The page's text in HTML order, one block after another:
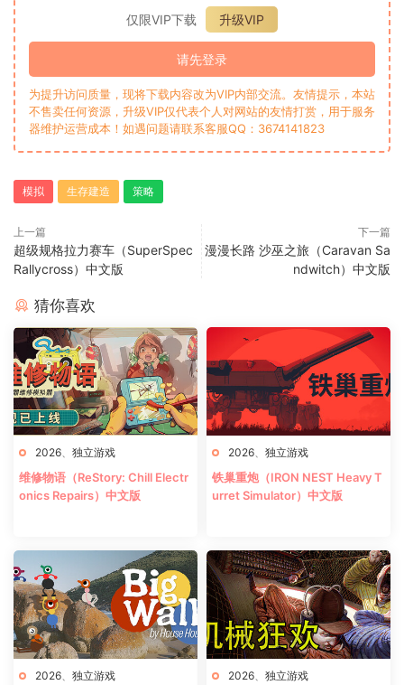
仅限VIP下载
升级VIP
请先登录
为提升访问质量，现将下载内容改为VIP内部交流。友情提示，本站
不售卖任何资源，升级VIP仅代表个人对网站的友情打赏，用于服务
器维护运营成本！如遇问题请联系客服QQ：3674141823
模拟 生存建造 策略
上一篇
超级规格拉力赛车（SuperSpec
Rallycross）中文版
下一篇
漫漫长路 沙巫之旅（Caravan Sa
ndwitch）中文版
猜你喜欢
2026 独立游戏
维修物语（ReStory: Chill Electr
onics Repairs）中文版
2026 独立游戏
铁巢重炮（IRON NEST Heavy T
urret Simulator）中文版
2026 独立游戏 2026 独立游戏